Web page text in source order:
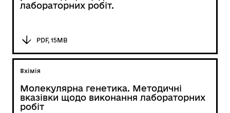
лабораторних робіт.
PDF, 15MB
#хімія
Молекулярна генетика. Методичні
вказівки щодо виконання лабораторних
робіт